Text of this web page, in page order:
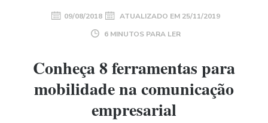
09/08/2018 ATUALIZADO EM 25/11/2019
6 MINUTOS PARA LER
Conheça 8 ferramentas para
mobilidade na comunicação
empresarial